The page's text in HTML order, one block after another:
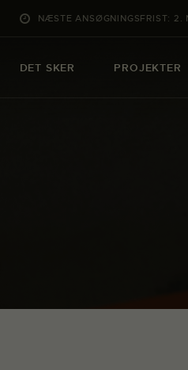
NÆSTE ANSØGNINGSFRIST:
DET SKER PROJEKTER